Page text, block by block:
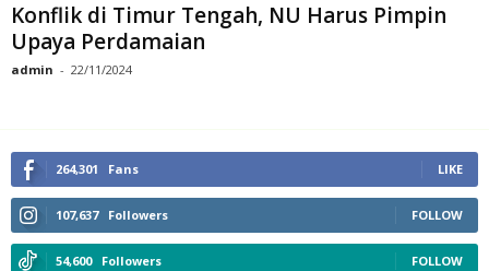
Konflik di Timur Tengah, NU Harus Pimpin
Upaya Perdamaian
admin - 22/11/2024
264,301 Fans LIKE
107,637 Followers FOLLOW
54,600 Followers FOLLOW